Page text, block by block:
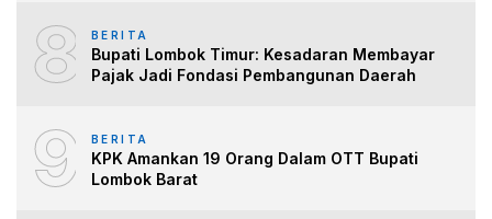
8 BERITA
Bupati Lombok Timur: Kesadaran Membayar
Pajak Jadi Fondasi Pembangunan Daerah
9 BERITA
KPK Amankan 19 Orang Dalam OTT Bupati
Lombok Barat